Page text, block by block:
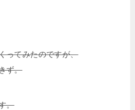
ってみたのですが、
ず。
。